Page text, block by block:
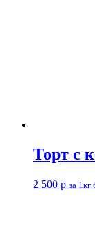
Торт с
2 500 р за 1кг